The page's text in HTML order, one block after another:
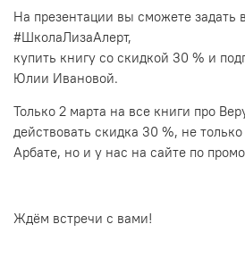
На презентации вы сможете задать
#ШколаЛизаАлерт,
купить книгу со скидкой 30 % и
Юлии Ивановой.
Только 2 марта на все книги про
действовать скидка 30 %, не
Арбате, но и у нас на сайте по
Ждём встречи с вами!